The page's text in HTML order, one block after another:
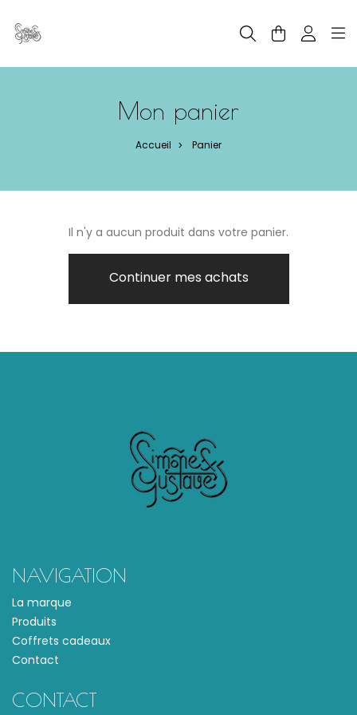
Mon panier
Accueil > Panier
Il n'y a aucun produit dans votre panier.
Continuer mes achats
NAVIGATION
La marque
Produits
Coffrets cadeaux
Contact
CONTACT